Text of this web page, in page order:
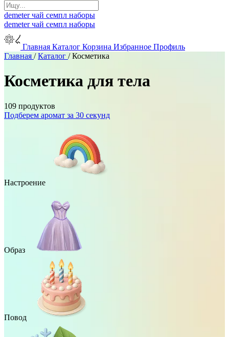
demeterчай семпл наборы
demeterчай семпл наборы
Главная Каталог Корзина Избранное Профиль
Главная /Каталог /Косметика
Косметика для тела
109 продуктов
Подберем аромат за 30 секунд
Настроение
Образ
Повод